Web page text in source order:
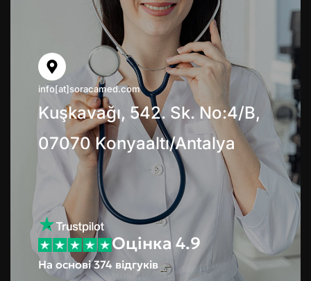
info[at]soracamed.com
Kuşkavağı, 542. Sk. No:4/B,
07070 Konyaaltı/Antalya
Оцінка 4.9
На основі 374 відгуків